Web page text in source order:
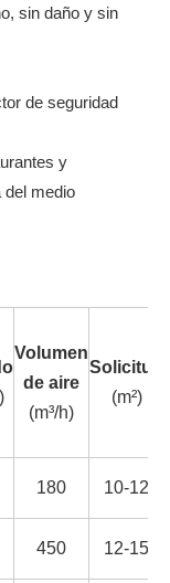
sin daño y sin
de seguridad
y
del medio
Volumen
de aire
(m³/h)
Solicitud
(m²)
180 10-12
450 12-15